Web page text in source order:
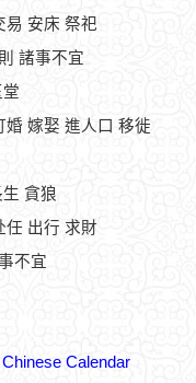
易 安床 祭祀
諸事不宜
婚 嫁娶 進人口 移徙
貪狼
任 出行 求財
不宜
Chinese Calendar